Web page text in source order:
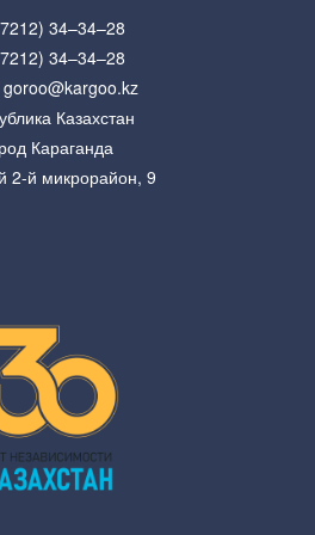
34–34–28
34–34–28
goroo@kargoo.kz
Казахстан
Караганда
2-й микрорайон, 9